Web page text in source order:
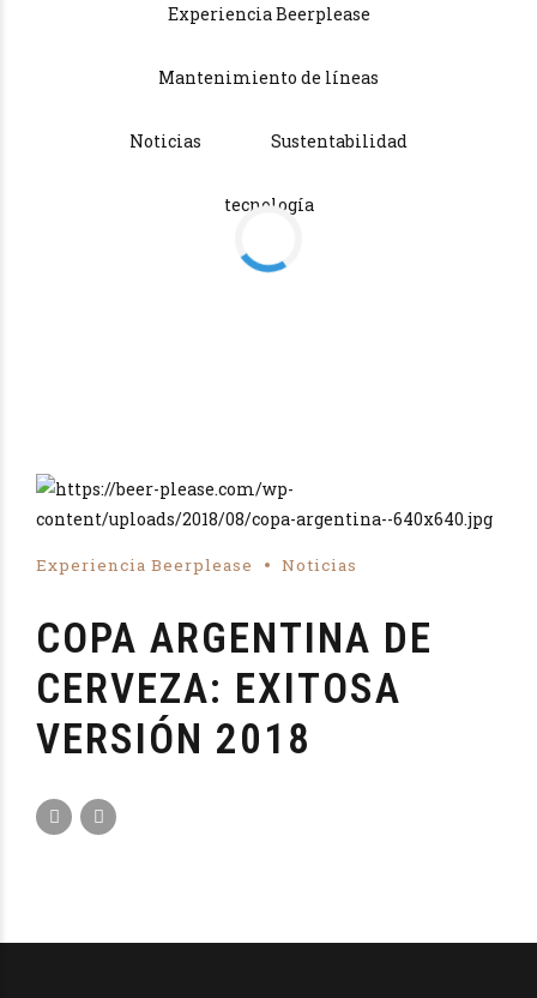
Experiencia Beerplease
Mantenimiento de líneas
Noticias Sustentabilidad
tecnología
Experiencia Beerplease Noticias
COPA ARGENTINA DE
CERVEZA: EXITOSA
VERSIÓN 2018